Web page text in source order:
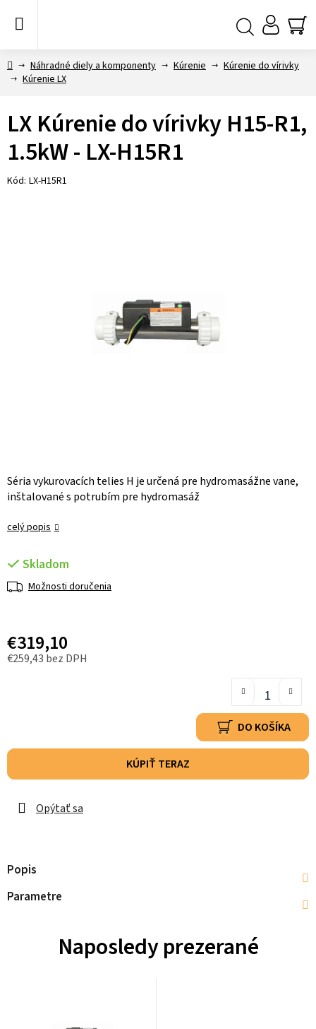
DomovNáhradné diely a komponenty Kúrenie
Kúrenie do vírivky
Kúrenie LX
Séria vykurovacích telies H je určená pre hydromasážne vane,
inštalované s potrubím pre hydromasáž
celý popis
Skladom
Možnosti doručenia
€319,10
€259,43 bez DPH
DO KOŠÍKA
KÚPIŤ TERAZ
Opýtať sa
LX Kúrenie do vírivky H15-R1,
1.5kW - LX-H15R1
Kód: LX-H15R1
Popis
Parametre
Naposledy prezerané